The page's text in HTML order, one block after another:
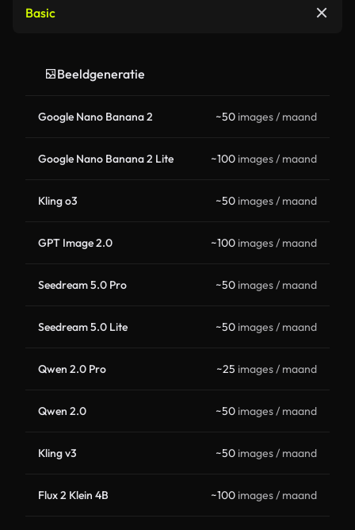
Basic
Beeldgeneratie
Google Nano Banana 2 ~50 images / maand
Google Nano Banana 2 Lite ~100 images / maand
Kling o3 ~50 images / maand
GPT Image 2.0 ~100 images / maand
Seedream 5.0 Pro ~50 images / maand
Seedream 5.0 Lite ~50 images / maand
Qwen 2.0 Pro ~25 images / maand
Qwen 2.0 ~50 images / maand
Kling v3 ~50 images / maand
Flux 2 Klein 4B ~100 images / maand